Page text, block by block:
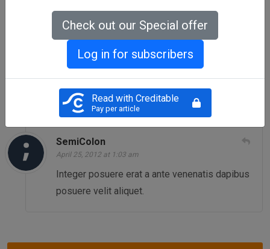
Check out our Special offer
Log in for subscribers
Read with Creditable
Pay per article
SemiColon
Nullam id dolor id nibh ultricies vehicula ut id
elit.
SemiColon
April 25, 2012 at 1:03 am
Integer posuere erat a ante venenatis dapibus
posuere velit aliquet.